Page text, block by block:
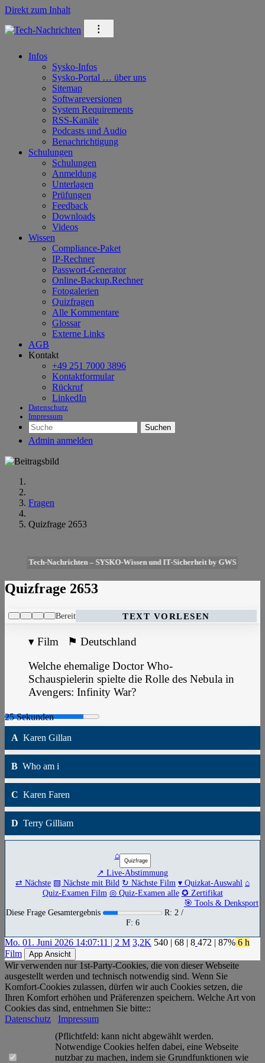
Direkt zum Inhalt
⁝
Infos
Sysko-Infos
Sysko-Portal … über uns
Sitemap
Softwareversionen
System Requirements
RSS-Kanäle
Podcasts und Audio
Benachrichtigung
Schulungen
Schulungen
Anmeldung
Unterlagen
Prüfungen
Feedback
Downloads
Videos
Wissen
Compliance-Paket
IP-Rechner
Passwort-Generator
Online-Backup.Rechner
Fotogalerien
Quizfragen
Alle Kommentare
Glossar
Externe Links
AGB
Kontakt
+49 251 7000 3896
Kontaktformular
Rückruf
LinkedIn
Datenschutz
Impressum
Suchen
Admin anmelden
Fragen
Quizfrage 2653
Tech-Nachrichten – SYSKO-Wissen und IT-Sicherheit by GWS
Quizfrage 2653
Bereit TEXT VORLESEN
▾ Film ⚑ Deutschland
Welche ehemalige Doctor Who-
Schauspielerin spielte die Rolle des Nebula in
Avengers: Infinity War?
A Karen Gillan
B Who am i
C Karen Faren
D Terry Gilliam
⌂
↗ Live-Abstimmung
⇄ Nächste ▧ Nächste mit Bild ↻ Nächste Film ▾ Quizkat-Auswahl ⌂
Quiz-Examen Film ◎ Quiz-Examen alle ✪ Zertifikat
🎯 Tools & Denksport
Diese Frage Gesamtergebnis
R: 2 /
F: 6
Mo. 01. Juni 2026 14:07:11 | 2 M 3,2K 540 | 68 | 8 472 | 87% 6 h
Film
App Ansicht
Wir verwenden nur 1st-Party-Cookies, die von dieser Webseite
ausgestellt werden und technisch notwendig sind. Wenn Sie
Komfort-Cookies zulassen, dürfen wir auch Cookies setzen, die
Ihren Komfort erhöhen und Präferenzen speichern. Welche Art von
Cookies das sind, entnehmen Sie bitte::
Datenschutz
Impressum
(Pflichtfeld: kann nicht abgewählt werden.
Notwendige Cookies helfen dabei, eine Webseite
nutzbar zu machen, indem sie Grundfunktionen wie